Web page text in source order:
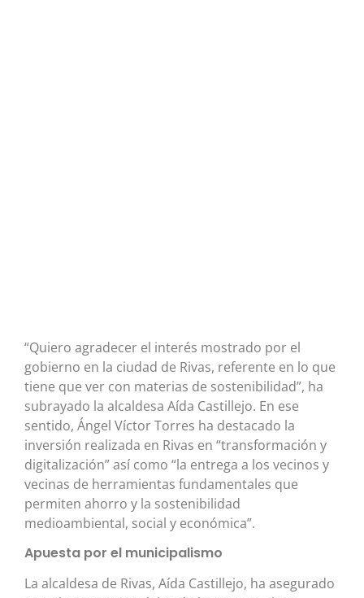
“Quiero agradecer el interés mostrado por el
gobierno en la ciudad de Rivas, referente en lo que
tiene que ver con materias de sostenibilidad”, ha
subrayado la alcaldesa Aída Castillejo. En ese
sentido, Ángel Víctor Torres ha destacado la
inversión realizada en Rivas en “transformación y
digitalización” así como “la entrega a los vecinos y
vecinas de herramientas fundamentales que
permiten ahorro y la sostenibilidad
medioambiental, social y económica”.
Apuesta por el municipalismo
La alcaldesa de Rivas, Aída Castillejo, ha asegurado